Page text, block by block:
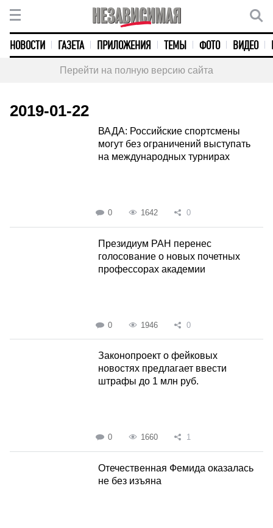
НОВОСТИ ГАЗЕТА ПРИЛОЖЕНИЯ ТЕМЫ ФОТО ВИДЕО
Перейти на полную версию сайта
2019-01-22
ВАДА: Российские спортсмены
могут без ограничений выступать
на международных турнирах
0 1642 0
Президиум РАН перенес
голосование о новых почетных
профессорах академии
0 1946 0
Законопроект о фейковых
новостях предлагает ввести
штрафы до 1 млн руб.
0 1660 1
Отечественная Фемида оказалась
не без изъяна